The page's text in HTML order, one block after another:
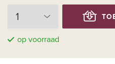
op voorraad